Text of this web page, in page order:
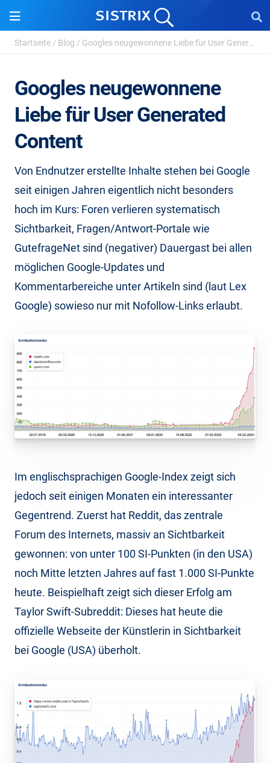
Startseite / Blog / Googles neugewonnene Liebe für User Generated Con...
Googles neugewonnene
Liebe für User Generated
Content
Von Endnutzer erstellte Inhalte stehen bei Google
seit einigen Jahren eigentlich nicht besonders
hoch im Kurs: Foren verlieren systematisch
Sichtbarkeit, Fragen/Antwort-Portale wie
GutefrageNet sind (negativer) Dauergast bei allen
möglichen Google-Updates und
Kommentarbereiche unter Artikeln sind (laut Lex
Google) sowieso nur mit Nofollow-Links erlaubt.
Im englischsprachigen Google-Index zeigt sich
jedoch seit einigen Monaten ein interessanter
Gegentrend. Zuerst hat Reddit, das zentrale
Forum des Internets, massiv an Sichtbarkeit
gewonnen: von unter 100 SI-Punkten (in den USA)
noch Mitte letzten Jahres auf fast 1.000 SI-Punkte
heute. Beispielhaft zeigt sich dieser Erfolg am
Taylor Swift-Subreddit: Dieses hat heute die
offizielle Webseite der Künstlerin in Sichtbarkeit
bei Google (USA) überholt.